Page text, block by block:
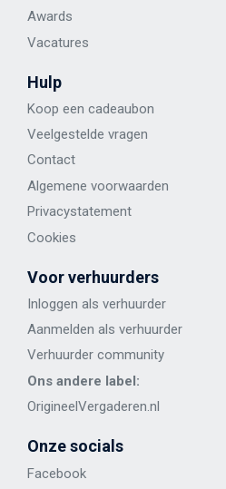
Awards
Vacatures
Hulp
Koop een cadeaubon
Veelgestelde vragen
Contact
Algemene voorwaarden
Privacystatement
Cookies
Voor verhuurders
Inloggen als verhuurder
Aanmelden als verhuurder
Verhuurder community
Ons andere label:
OrigineelVergaderen.nl
Onze socials
Facebook